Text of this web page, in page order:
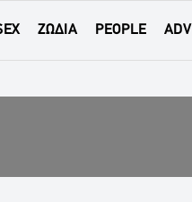
ΖΩΔΙΑ PEOPLE